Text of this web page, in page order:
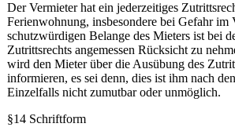
Der Vermieter hat ein jederzeitiges
Ferienwohnung, insbesondere bei Gefahr im
schutzwürdigen Belange des Mieters ist bei
Zutrittsrechts angemessen Rücksicht zu
wird den Mieter über die Ausübung des
informieren, es sei denn, dies ist ihm nach
Einzelfalls nicht zumutbar oder unmöglich.
§14 Schriftform